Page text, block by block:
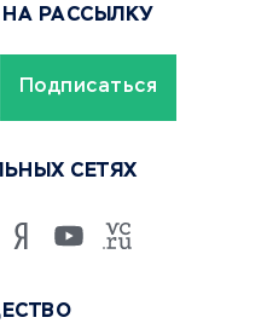
РАССЫЛКУ
СЕТЯХ